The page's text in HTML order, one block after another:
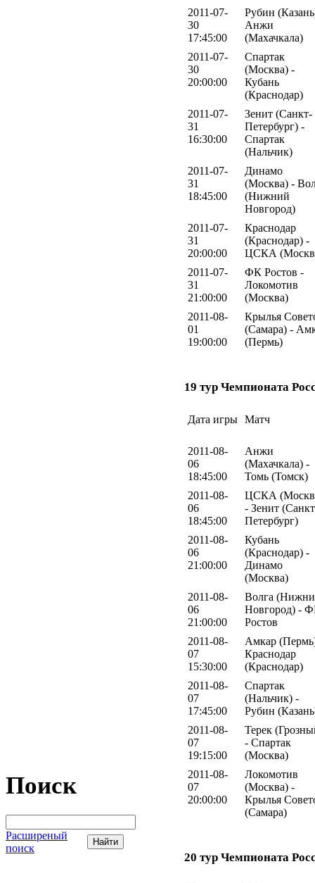
Поиск
Расширеный
поиск
2011-07-
30
17:45:00
Рубин
Анжи
(Махачкала)
2011-07-
30
20:00:00
Спартак
(Москва) -
Кубань
(Краснодар)
2011-07-
31
16:30:00
Зенит (Санкт-
Петербург) -
Спартак
(Нальчик)
2011-07-
31
18:45:00
Динамо
(Москва) -
(Нижний
Новгород)
2011-07-
31
20:00:00
Краснодар
(Краснодар) -
ЦСКА
2011-07-
31
21:00:00
ФК Ростов -
Локомотив
(Москва)
2011-08-
01
19:00:00
Крылья
(Самара) -
(Пермь)
19 тур Чемпионата
Дата игры Матч
2011-08-
06
18:45:00
Анжи
(Махачкала) -
Томь (Томск)
2011-08-
06
18:45:00
ЦСКА
- Зенит
Петербург)
2011-08-
06
21:00:00
Кубань
(Краснодар) -
Динамо
(Москва)
2011-08-
06
21:00:00
Волга
Новгород) -
Ростов
2011-08-
07
15:30:00
Амкар
Краснодар
(Краснодар)
2011-08-
07
17:45:00
Спартак
(Нальчик) -
Рубин
2011-08-
07
19:15:00
Терек
- Спартак
(Москва)
2011-08-
07
20:00:00
Локомотив
(Москва) -
Крылья
(Самара)
20 тур Чемпионата